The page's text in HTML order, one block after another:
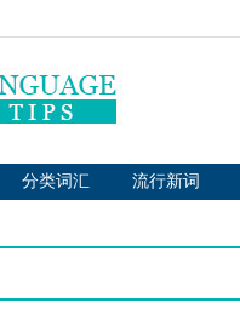
分类词汇 流行新词